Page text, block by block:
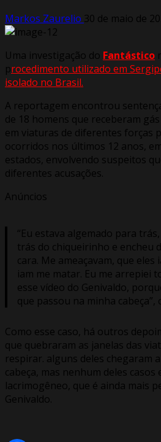
Markos Zaurelio 30 de maio de
Uma investigação do Fantástico
procedimento utilizado em
isolado no Brasil.
A reportagem encontrou
de 18 homens que receberam
em viaturas de diferentes forças
ocorridos nos últimos 12 anos,
estados, envolvendo suspeitos
diferentes acusações.
Anúncios
“Eu estava algemado para
trás do chiqueirinho e encheu
cara. Me ameaçavam, que eles
iam me matar. Eu me arrepiei
esse vídeo do Genivaldo,
que passou na minha cabeça”,
Como esse caso, há outros
que quebraram as janelas das
respirar. alguns deles chegaram
cabeça, mas nenhum deles casos
lacrimogêneo, que é ainda mais
Genivaldo.